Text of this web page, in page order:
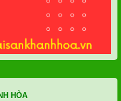
HÒA